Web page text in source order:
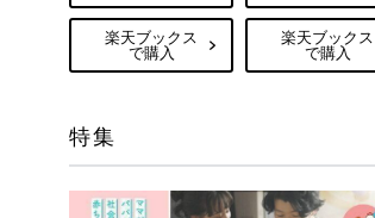
楽天ブックス
で購入
楽天ブックス
で購入
特集